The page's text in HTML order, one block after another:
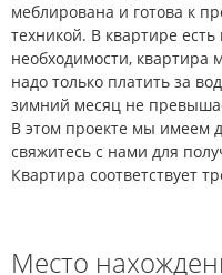
меблирована и готова к
техникой. В квартире
необходимости, квартира
надо только платить за
зимний месяц не
В этом проекте мы имеем
свяжитесь с нами для
Квартира соответствует
Место